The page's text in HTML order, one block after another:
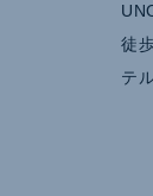
徒
テ